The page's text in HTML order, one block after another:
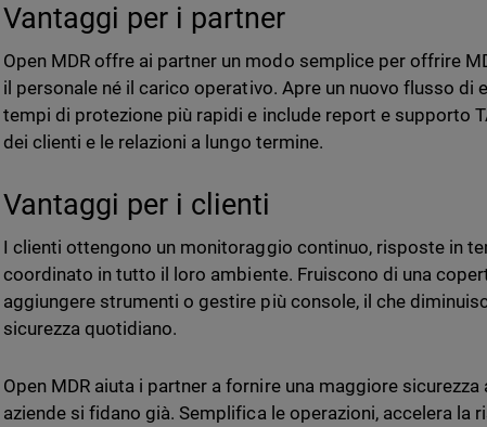
Vantaggi per i partner
Open MDR offre ai partner un modo semplice per offrire
il personale né il carico operativo. Apre un nuovo flusso di
tempi di protezione più rapidi e include report e supporto
dei clienti e le relazioni a lungo termine.
Vantaggi per i clienti
I clienti ottengono un monitoraggio continuo, risposte in
coordinato in tutto il loro ambiente. Fruiscono di una
aggiungere strumenti o gestire più console, il che
sicurezza quotidiano.
Open MDR aiuta i partner a fornire una maggiore
aziende si fidano già. Semplifica le operazioni, accelera